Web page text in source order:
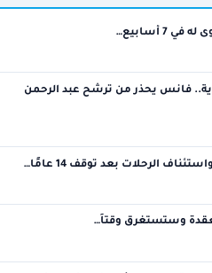
أسابيع…
فانس يحذر من ترشح عبد الرحمن
الرحلات بعد توقف 14 عامًا…
وستستغرق وقتاً…